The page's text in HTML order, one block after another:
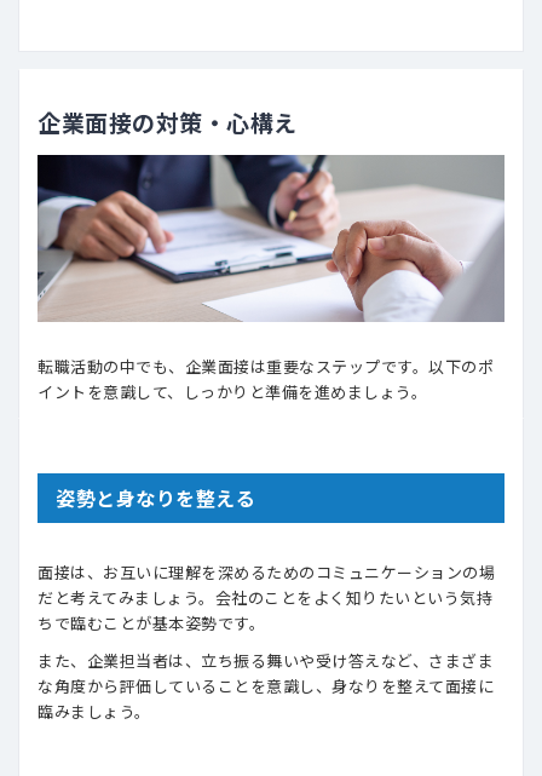
企業面接の対策・心構え
転職活動の中でも、企業面接は重要なステップです。以下のポ
イントを意識して、しっかりと準備を進めましょう。
姿勢と身なりを整える
面接は、お互いに理解を深めるためのコミュニケーションの場
だと考えてみましょう。会社のことをよく知りたいという気持
ちで臨むことが基本姿勢です。
また、企業担当者は、立ち振る舞いや受け答えなど、さまざま
な角度から評価していることを意識し、身なりを整えて面接に
臨みましょう。